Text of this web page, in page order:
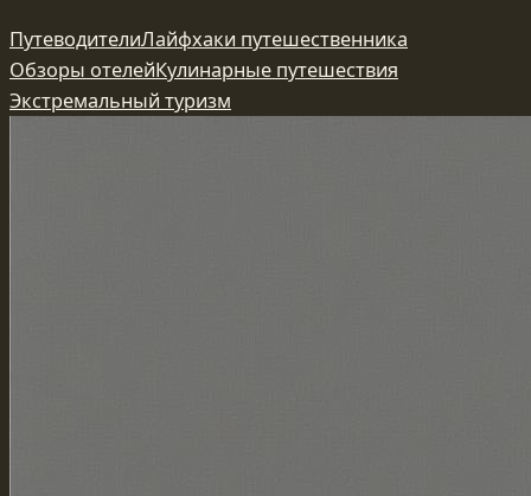
к
содержимому
ПутеводителиЛайфхаки путешественника
Обзоры отелейКулинарные путешествия
Экстремальный туризм